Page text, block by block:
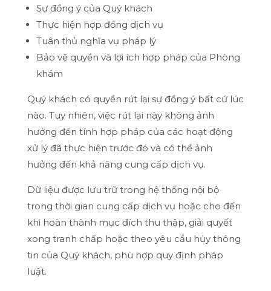
Sự đồng ý của Quý khách
Thực hiện hợp đồng dịch vụ
Tuân thủ nghĩa vụ pháp lý
Bảo vệ quyền và lợi ích hợp pháp của Phòng
khám
Quý khách có quyền rút lại sự đồng ý bất cứ lúc
nào. Tuy nhiên, việc rút lại này không ảnh
hưởng đến tính hợp pháp của các hoạt động
xử lý đã thực hiện trước đó và có thể ảnh
hưởng đến khả năng cung cấp dịch vụ.
Dữ liệu được lưu trữ trong hệ thống nội bộ
trong thời gian cung cấp dịch vụ hoặc cho đến
khi hoàn thành mục đích thu thập, giải quyết
xong tranh chấp hoặc theo yêu cầu hủy thông
tin của Quý khách, phù hợp quy định pháp
luật.